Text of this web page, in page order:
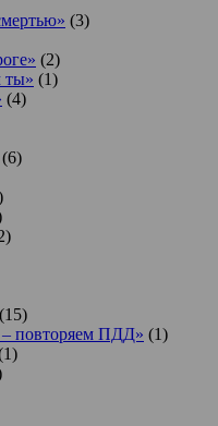
(3)
(2)
ты» (1)
(4)
(6)
(15)
повторяем ПДД» (1)